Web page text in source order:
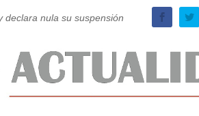
declara nula su suspensión